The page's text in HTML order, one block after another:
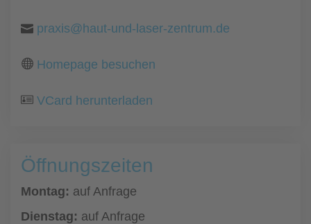
praxis@haut-und-laser-zentrum.de
Homepage besuchen
VCard herunterladen
Öffnungszeiten
Montag: auf Anfrage
Dienstag: auf Anfrage